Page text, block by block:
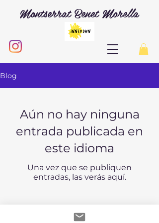
Montserrat Benet Morella
Blog
Aún no hay ninguna
entrada publicada en
este idioma
Una vez que se publiquen
entradas, las verás aquí.